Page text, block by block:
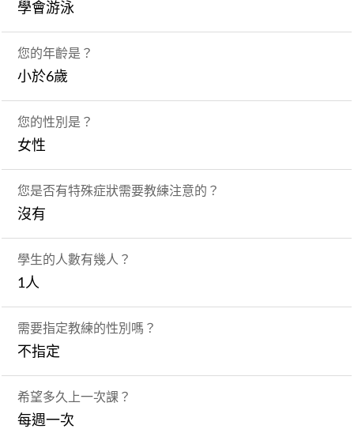
學會游泳
您的年齡是？
小於6歲
您的性別是？
女性
您是否有特殊症狀需要教練注意的？
沒有
學生的人數有幾人？
1人
需要指定教練的性別嗎？
不指定
希望多久上一次課？
每週一次